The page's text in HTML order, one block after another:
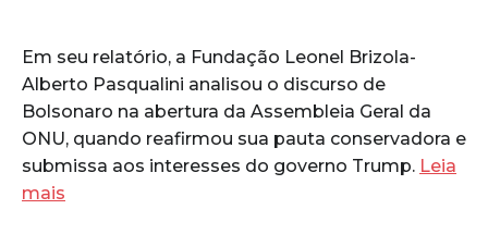
Em seu relatório, a Fundação Leonel Brizola-
Alberto Pasqualini analisou o discurso de
Bolsonaro na abertura da Assembleia Geral da
ONU, quando reafirmou sua pauta conservadora e
submissa aos interesses do governo Trump. Leia
mais